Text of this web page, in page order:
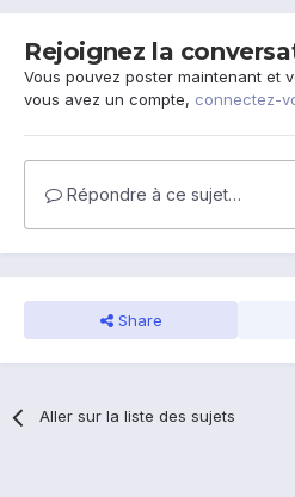
Rejoignez la
Vous pouvez poster maintenant et
vous avez un compte, connectez-
Répondre à ce sujet…
Share
Aller sur la liste des sujets